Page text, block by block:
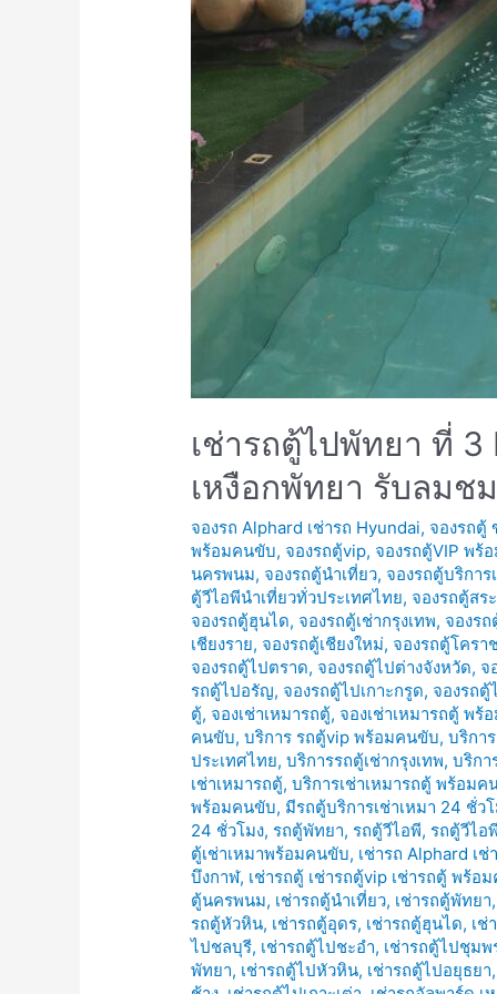
เช่ารถตู้ไปพัทยา ที่
เหงือกพัทยา รับลมช
จองรถ Alphard เช่ารถ Hyundai, จองรถตู้
พร้อมคนขับ, จองรถตู้vip, จองรถตู้VIP พร้
นครพนม, จองรถตู้นำเที่ยว, จองรถตู้บริการ
ตู้วีไอพีนำเที่ยวทั่วประเทศไทย, จองรถตู้สร
จองรถตู้ฮุนได, จองรถตู้เช่ากรุงเทพ, จองร
เชียงราย, จองรถตู้เชียงใหม่, จองรถตู้โครา
จองรถตู้ไปตราด, จองรถตู้ไปต่างจังหวัด, จ
รถตู้ไปอรัญ, จองรถตู้ไปเกาะกรูด, จองรถตู้
ตู้, จองเช่าเหมารถตู้, จองเช่าเหมารถตู้ พร้
คนขับ,บริการ รถตู้vip พร้อมคนขับ,บริกา
ประเทศไทย,บริการรถตู้เช่ากรุงเทพ,บริกา
เช่าเหมารถตู้,บริการเช่าเหมารถตู้ พร้อมค
พร้อมคนขับ, มีรถตู้บริการเช่าเหมา 24 ชั่ว
24 ชั่วโมง, รถตู้พัทยา, รถตู้วีไอพี, รถตู้วีไอ
ตู้เช่าเหมาพร้อมคนขับ, เช่ารถ Alphard เ
บึงกาฬ, เช่ารถตู้ เช่ารถตู้vip เช่ารถตู้ พร้อ
ตู้นครพนม, เช่ารถตู้นำเที่ยว, เช่ารถตู้พัทยา
รถตู้หัวหิน, เช่ารถตู้อุดร, เช่ารถตู้ฮุนได, เช่
ไปชลบุรี, เช่ารถตู้ไปชะอำ, เช่ารถตู้ไปชุมพ
พัทยา, เช่ารถตู้ไปหัวหิน, เช่ารถตู้ไปอยุธยา